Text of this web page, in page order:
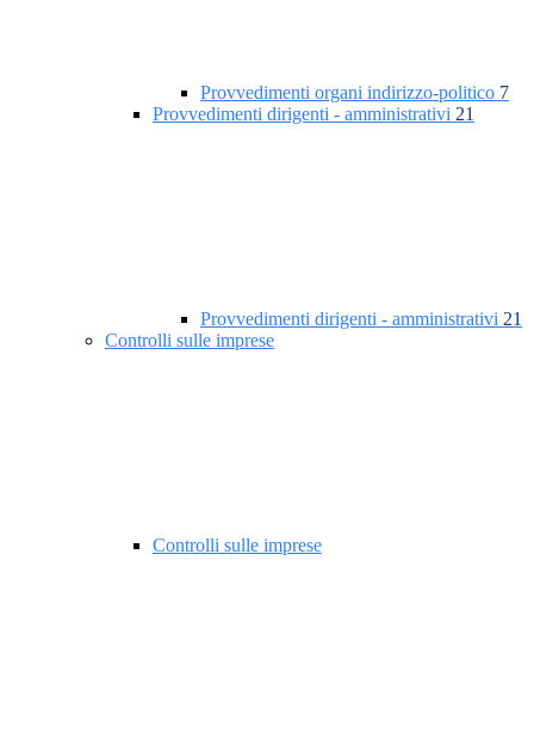
Provvedimenti organi indirizzo-politico 7
Provvedimenti dirigenti - amministrativi 21
Provvedimenti dirigenti - amministrativi 21
Controlli sulle imprese
Controlli sulle imprese